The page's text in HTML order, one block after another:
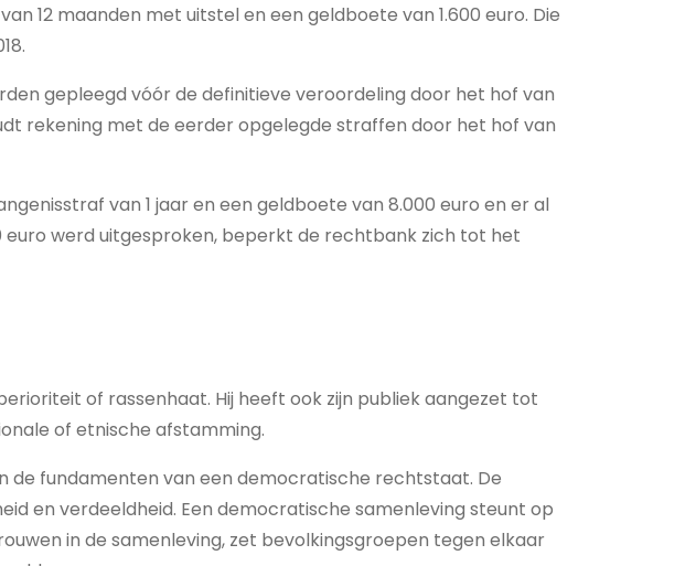
12 maanden met uitstel en een geldboete van 1.600 euro. Die
gepleegd vóór de definitieve veroordeling door het hof van
rekening met de eerder opgelegde straffen door het hof van
van 1 jaar en een geldboete van 8.000 euro en er al
euro werd uitgesproken, beperkt de rechtbank zich tot het
of rassenhaat. Hij heeft ook zijn publiek aangezet tot
of etnische afstamming.
de fundamenten van een democratische rechtstaat. De
en verdeeldheid. Een democratische samenleving steunt op
in de samenleving, zet bevolkingsgroepen tegen elkaar